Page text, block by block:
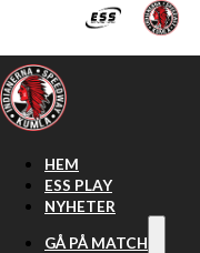
Hoppa till huvudinnehåll
HEM
ESS PLAY
NYHETER
GÅ PÅ MATCH